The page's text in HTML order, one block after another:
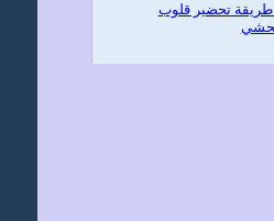
تحضير قلوب